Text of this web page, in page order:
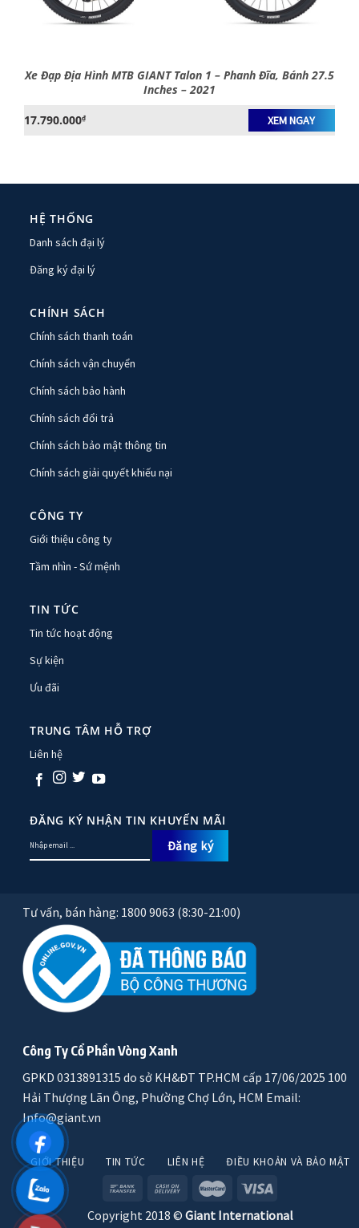
Xe Đạp Địa Hình MTB GIANT Talon 1 – Phanh Đĩa, Bánh 27.5
Inches – 2021
17.790.000₫ XEM NGAY
HỆ THỐNG
Danh sách đại lý
Đăng ký đại lý
CHÍNH SÁCH
Chính sách thanh toán
Chính sách vận chuyển
Chính sách bảo hành
Chính sách đổi trả
Chính sách bảo mật thông tin
Chính sách giải quyết khiếu nại
CÔNG TY
Giới thiệu công ty
Tầm nhìn - Sứ mệnh
TIN TỨC
Tin tức hoạt động
Sự kiện
Ưu đãi
TRUNG TÂM HỖ TRỢ
Liên hệ
ĐĂNG KÝ NHẬN TIN KHUYẾN MÃI
Tư vấn, bán hàng: 1800 9063 (8:30-21:00)
Công Ty Cổ Phần Vòng Xanh
GPKD 0313891315 do sở KH&ĐT TP.HCM cấp 17/06/2025 100
Hải Thượng Lãn Ông, Phường Chợ Lớn, HCM Email:
Info@giant.vn
GIỚI THIỆU TIN TỨC LIÊN HỆ ĐIỀU KHOẢN VÀ BẢO MẬT
Copyright 2018 © Giant International